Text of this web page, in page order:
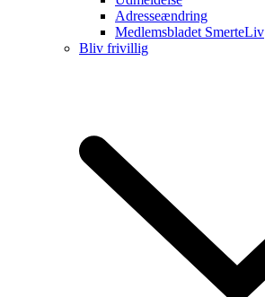
Adresseændring
Medlemsbladet SmerteLiv
Bliv frivillig